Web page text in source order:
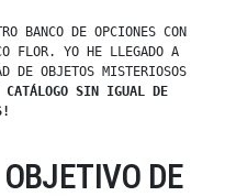
BANCO DE OPCIONES CON
FLOR. YO HE LLEGADO A
DE OBJETOS MISTERIOSOS
CATÁLOGO SIN IGUAL DE
DE